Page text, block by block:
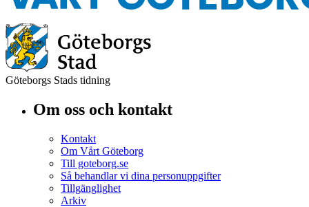
Göteborgs Stads tidning
Om oss och kontakt
Kontakt
Om Vårt Göteborg
Till goteborg.se
Så behandlar vi dina personuppgifter
Tillgänglighet
Arkiv